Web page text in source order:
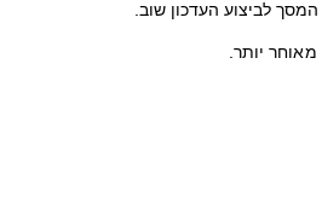
לביצוע העדכון שוב.
יותר.